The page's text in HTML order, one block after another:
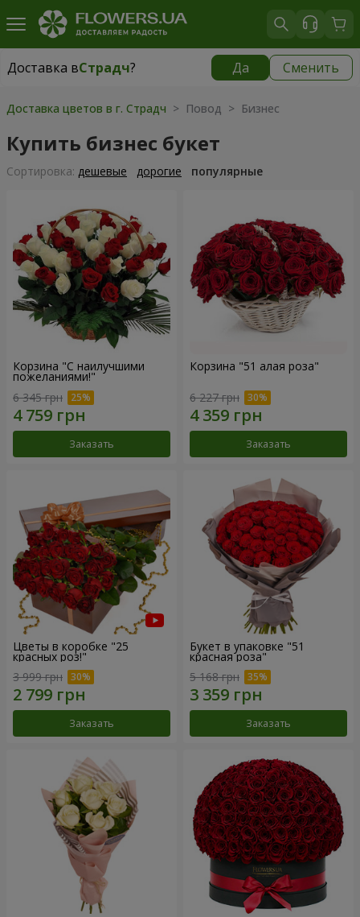
Доставка вСтрадч? Да Сменить
Доставка вСтрадч|
Доставка цветов в г. Страдч > Повод > Бизнес
Купить бизнес букет
Cортировка: дешевые дорогие популярные
Корзина "С наилучшими
пожеланиями!"
6 345 грн
Заказать
Корзина "51 алая роза"
6 227 грн
Заказать
Цветы в коробке "25
красных роз!"
3 999 грн
Заказать
Букет в упаковке "51
красная роза"
5 168 грн
Заказать